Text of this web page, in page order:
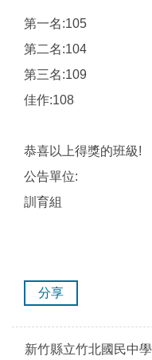
第一名:105
第二名:104
第三名:109
佳作:108
恭喜以上得獎的班級!
公告單位:
訓育組
分享
新竹縣立竹北國民中學